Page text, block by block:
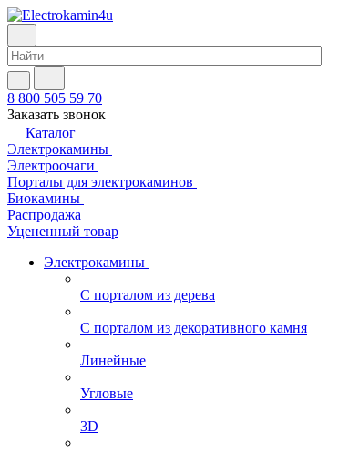
8 800 505 59 70
Заказать звонок
Каталог
Электрокамины
Электроочаги
Порталы для электрокаминов
Биокамины
Распродажа
Уцененный товар
Электрокамины
С порталом из дерева
С порталом из декоративного камня
Линейные
Угловые
3D